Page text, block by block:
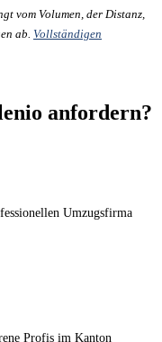
vom Volumen, der Distanz,
ab. Vollständigen
anfordern?
Umzugsfirma
Profis im Kanton